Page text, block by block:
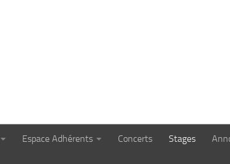
Espace Adhérents Concerts Stages